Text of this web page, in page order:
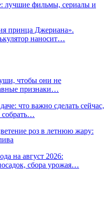
лучшие фильмы, сериалы и
принца Джериана».
наносит…
чтобы они не
признаки…
что важно сделать сейчас,
роз в летнюю жару:
на август 2026:
сбора урожая…